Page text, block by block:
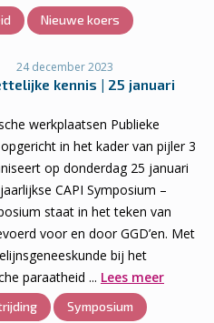
Nieuwe koers
24 december 2023
kennis | 25 januari
werkplaatsen Publieke
in het kader van pijler 3
op donderdag 25 januari
CAPI Symposium –
staat in het teken van
voor en door GGD’en. Met
bij het
paraatheid ... Lees meer
Symposium